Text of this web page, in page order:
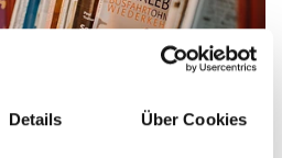
Details Über Cookies